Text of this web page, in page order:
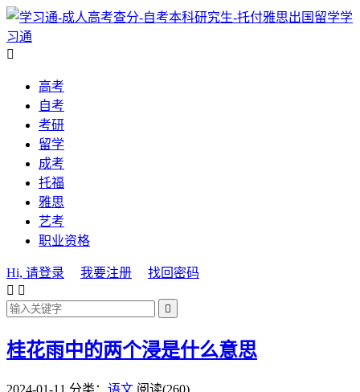
学
习通

高考
自考
考研
留学
成考
托福
雅思
艺考
职业资格
Hi, 请登录 我要注册
找回密码
 

桂花雨中的两个浸是什么意思
2024-01-11 分类： 语文 阅读(260)